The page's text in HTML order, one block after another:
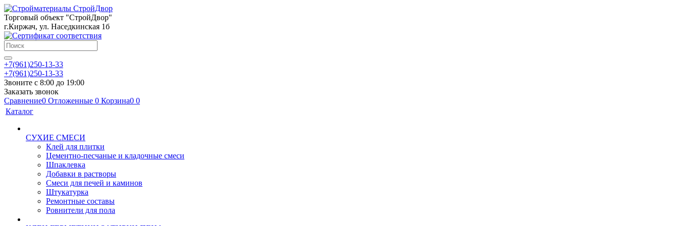
Торговый объект "СтройДвор"
г.Киржач, ул. Наседкинская 1б
+7(961)250-13-33
+7(961)250-13-33
Звоните с 8:00 до 19:00
Заказать звонок
Сравнение0 Отложенные 0 Корзина0 0
Каталог
СУХИЕ СМЕСИ
Клей для плитки
Цементно-песчаные и кладочные смеси
Шпаклевка
Добавки в растворы
Смеси для печей и каминов
Штукатурка
Ремонтные составы
Ровнители для пола